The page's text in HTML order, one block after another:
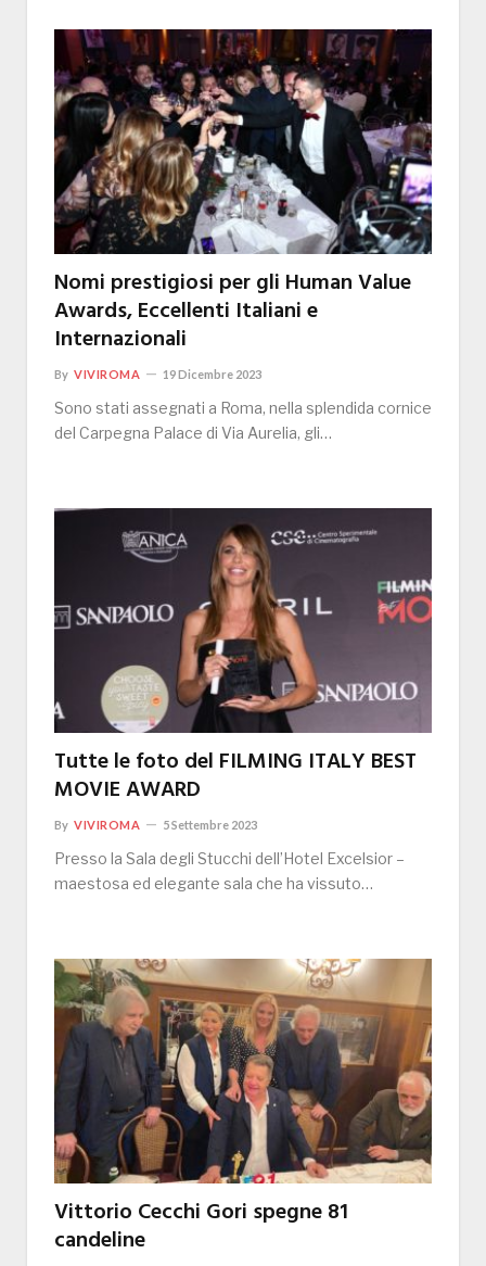
Nomi prestigiosi per gli Human Value
Awards, Eccellenti Italiani e
Internazionali
By VIVIROMA 19 Dicembre 2023
Sono stati assegnati a Roma, nella splendida cornice
del Carpegna Palace di Via Aurelia, gli…
Tutte le foto del FILMING ITALY BEST
MOVIE AWARD
By VIVIROMA 5 Settembre 2023
Presso la Sala degli Stucchi dell’Hotel Excelsior –
maestosa ed elegante sala che ha vissuto…
Vittorio Cecchi Gori spegne 81
candeline